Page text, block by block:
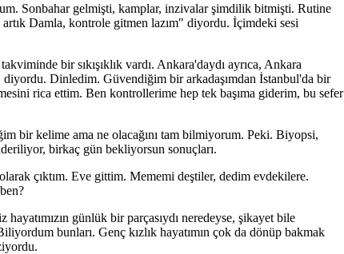
Sonbahar gelmişti, kamplar, inzivalar şimdilik bitmişti. Rutine
Damla, kontrole gitmen lazım" diyordu. İçimdeki sesi
bir sıkışıklık vardı. Ankara'daydı ayrıca, Ankara
Dinledim. Güvendiğim bir arkadaşımdan İstanbul'da bir
rica ettim. Ben kontrollerime hep tek başıma giderim, bu sefer
bir kelime ama ne olacağını tam bilmiyorum. Peki. Biyopsi,
birkaç gün bekliyorsun sonuçları.
çıktım. Eve gittim. Mememi deştiler, dedim evdekilere.
günlük bir parçasıydı neredeyse, şikayet bile
bunları. Genç kızlık hayatımın çok da dönüp bakmak